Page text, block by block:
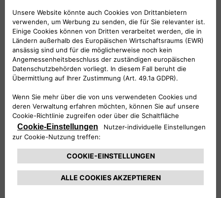
Die Anfänge der Marke ALFA werden
unbestritten von den drei Hauptfiguren aus der
Geschichte des Mailänder Automobilhauses
bestimmt: einem Designer, einem Unternehmer
und einem Rennfahrer.
Der aus Piacenza stammende Designer
Giuseppe Merosikonnte auf einen
beeindruckenden Lebenslauf verweisen: er
hatte bereits bei Fiat, Lentz und Bianchi
gearbeitet, nun wird er technischer Direktor und
Werkstattleiter für die Projekte der Anonima
Lombarda Fabbrica Automobili. Aus seiner